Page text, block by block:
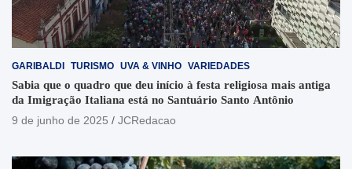
GARIBALDI TURISMO UVA & VINHO VARIEDADES
Sabia que o quadro que deu início à festa religiosa mais antiga
da Imigração Italiana está no Santuário Santo Antônio
9 de junho de 2025
JCRedacao